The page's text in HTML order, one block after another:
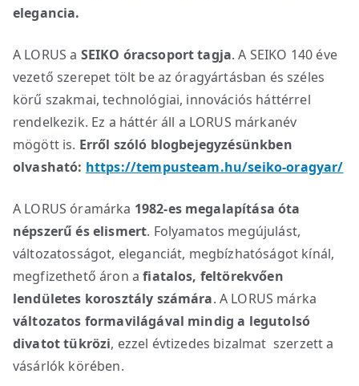
elegancia.
A LORUS a SEIKO óracsoport tagja. A SEIKO 140 éve
vezető szerepet tölt be az óragyártásban és széles
körű szakmai, technológiai, innovációs háttérrel
rendelkezik. Ez a háttér áll a LORUS márkanév
mögött is. Erről szóló blogbejegyzésünkben
olvasható: https://tempusteam.hu/seiko-oragyar/
A LORUS óramárka 1982-es megalapítása óta
népszerű és elismert. Folyamatos megújulást,
változatosságot, eleganciát, megbízhatóságot kínál,
megfizethető áron afiatalos, feltörekvően
lendületes korosztály számára. A LORUS márka
változatos formavilágával mindig a legutolsó
divatot tükrözi, ezzel évtizedes bizalmat szerzett a
vásárlók körében.